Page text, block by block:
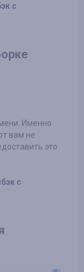
с
Именно
вам не
это
с